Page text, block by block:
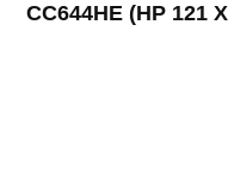
CC644HE (HP 121